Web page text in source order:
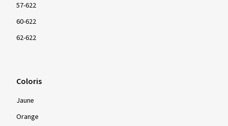
57-622
60-622
62-622
Coloris
Jaune
Orange